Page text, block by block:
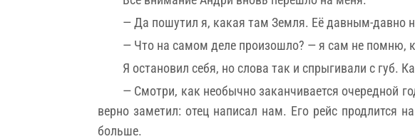
— Да пошутил я, какая там Земля. Её давным-давно
— Что на самом деле произошло? — я сам не помню,
Я остановил себя, но слова так и спрыгивали с губ.
— Смотри, как необычно заканчивается очередной
верно заметил: отец написал нам. Его рейс
больше.